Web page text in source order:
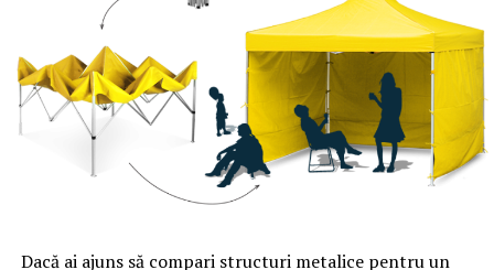
să aibă prea multă activitate în PSD. Un alt nume pe
care Dragnea încă îl ia în calcul este Carmen Dan, doar
că aceasta ar fi carne de tun pentru Iohannis, care ar
avea foarte multe motive să o respingă şi ar avea şi
subiect pentru a-şi face campanie.
Dacă ai ajuns să compari structuri metalice pentru un